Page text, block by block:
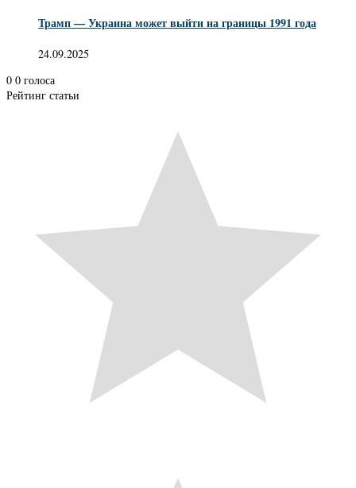
Трамп — Украина может выйти на границы 1991 года
24.09.2025
0 0 голоса
Рейтинг статьи